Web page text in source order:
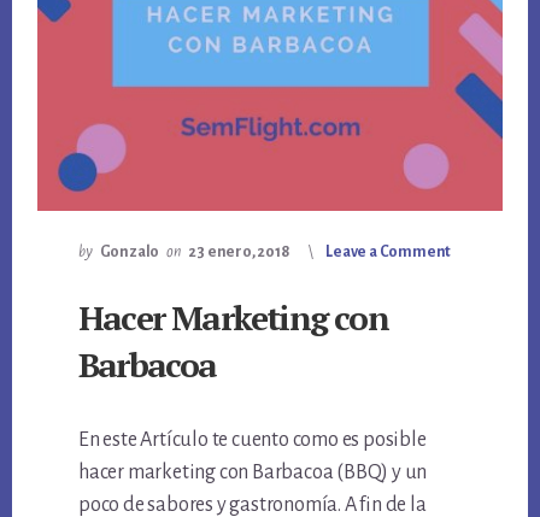
by Gonzalo on 23 enero, 2018 Leave a Comment
Hacer Marketing con
Barbacoa
En este Artículo te cuento como es posible
hacer marketing con Barbacoa (BBQ) y un
poco de sabores y gastronomía. A fin de la